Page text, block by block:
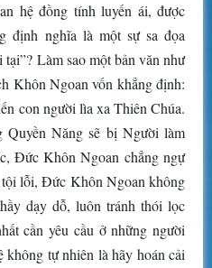
hệ đồng tính luyến ái, được
định nghĩa là một sự sa đọa
Làm sao một bản văn như
Khôn Ngoan vốn khẳng định:
con người lìa xa Thiên Chúa.
Năng sẽ bị Người làm
Đức Khôn Ngoan chẳng ngự
lỗi, Đức Khôn Ngoan không
dạy dỗ, luôn tránh thói lọc
cần yêu cầu ở những người
không tự nhiên là hãy hoán cải